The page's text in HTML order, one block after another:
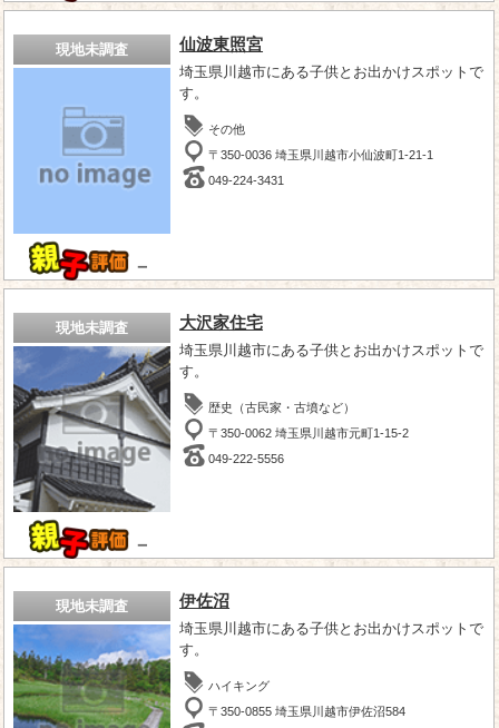
現地未調査
－
仙波東照宮
埼玉県川越市にある子供とお出かけスポットで
す。
その他
〒350-0036 埼玉県川越市小仙波町1-21-1
049-224-3431
現地未調査
－
大沢家住宅
埼玉県川越市にある子供とお出かけスポットで
す。
歴史（古民家・古墳など）
〒350-0062 埼玉県川越市元町1-15-2
049-222-5556
現地未調査 伊佐沼
埼玉県川越市にある子供とお出かけスポットで
す。
ハイキング
〒350-0855 埼玉県川越市伊佐沼584